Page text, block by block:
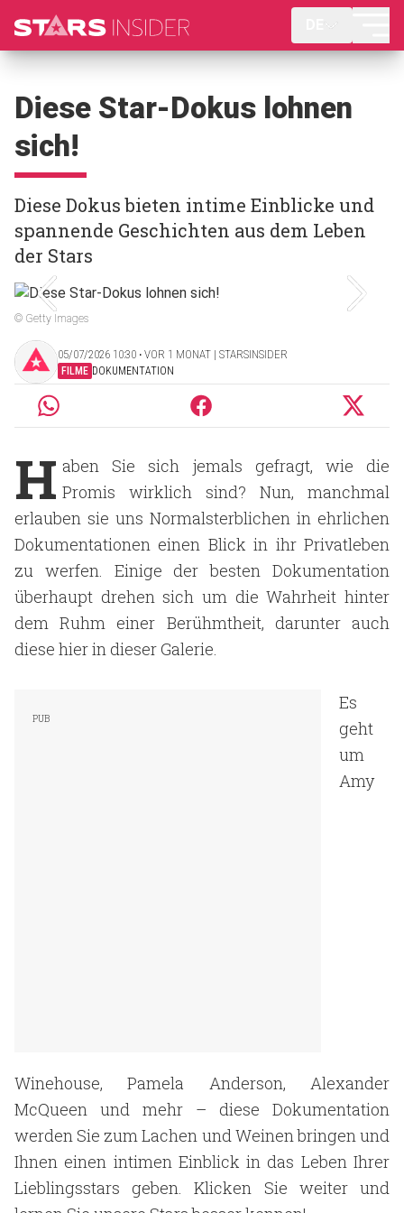
Diese Star-Dokus lohnen
sich!
Diese Dokus bieten intime Einblicke und
spannende Geschichten aus dem Leben
der Stars
© Getty Images
05/07/2026 10:30 ‧ VOR 1 MONAT | STARSINSIDER
FILME DOKUMENTATION
H aben Sie sich jemals gefragt, wie die
Promis wirklich sind? Nun, manchmal
erlauben sie uns Normalsterblichen in ehrlichen
Dokumentationen einen Blick in ihr Privatleben
zu werfen. Einige der besten Dokumentation
überhaupt drehen sich um die Wahrheit hinter
dem Ruhm einer Berühmtheit, darunter auch
diese hier in dieser Galerie.
Es
geht
um
Amy
Winehouse, Pamela Anderson, Alexander
McQueen und mehr – diese Dokumentation
werden Sie zum Lachen und Weinen bringen und
Ihnen einen intimen Einblick in das Leben Ihrer
Lieblingsstars geben. Klicken Sie weiter und